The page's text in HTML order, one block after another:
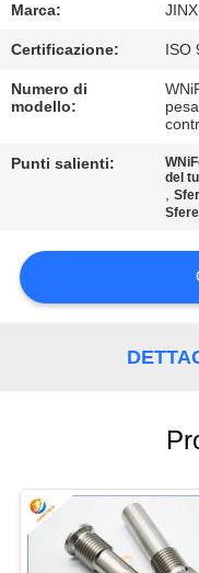
CASI
RICHIEDA
UNA
CITAZIONE
MAPPA
DEL
Marca:
Certificazione: ISO
Numero di
modello:
Punti salienti:
del
,